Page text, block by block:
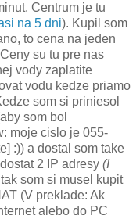
Centrum je tu
na 5 dni). Kupil som
to cena na jeden
su tu pre nas
vody zaplatite
vodu kedze priamo
som si priniesol
som bol
moje cislo je 055-
:)) a dostal som take
2 IP adresy (I
tak som si musel kupit
(V preklade: Ak
alebo do PC